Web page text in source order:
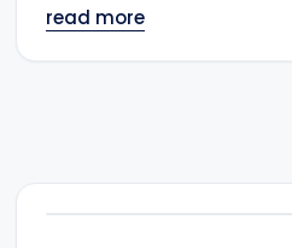
read more